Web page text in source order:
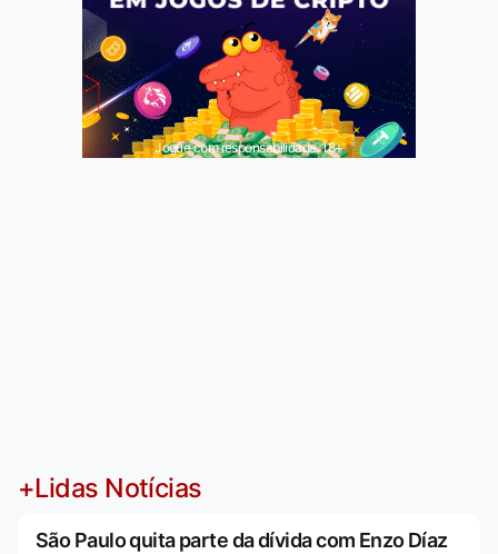
Jogue com responsabilidade. 18+
+Lidas Notícias
São Paulo quita parte da dívida com Enzo Díaz